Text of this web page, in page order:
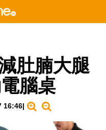
肚腩大腿
腦桌
16:46|